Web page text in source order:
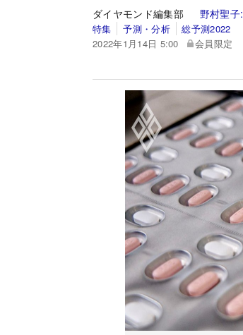
ダイヤモンド編集部 野村聖子:
特集 予測・分析
総予測2022
2022年1月14日 5:00
会員限定